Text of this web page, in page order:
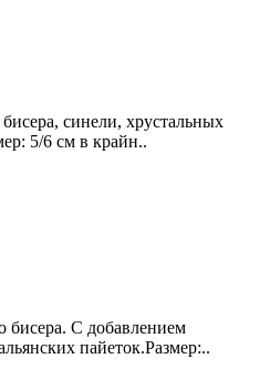
синели, хрустальных
5/6 см в крайн..
бисера. С добавлением
пайеток.Размер:..